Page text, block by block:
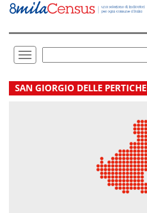
Vai
direttamente
Toggle
navigation
.
SAN GIORGIO DELLE PERTICHE